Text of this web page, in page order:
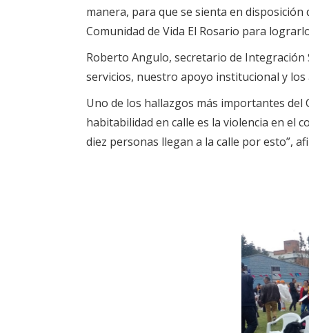
manera, para que se sienta en
Comunidad de Vida El Rosario para
Roberto Angulo, secretario de Integración
servicios, nuestro apoyo institucional y los
Uno de los hallazgos más importantes
habitabilidad en calle es la violencia en el
diez personas llegan a la calle por esto”,